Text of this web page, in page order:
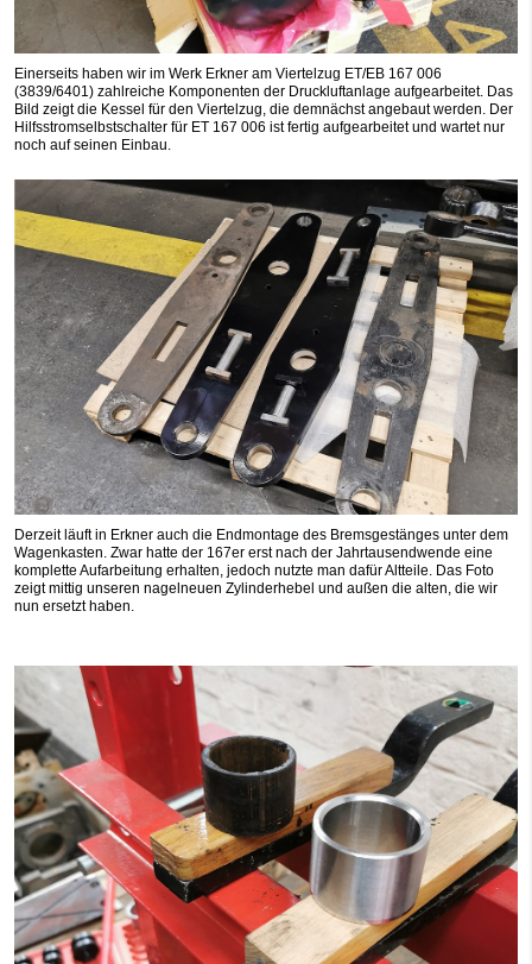
Einerseits haben wir im Werk Erkner am Viertelzug ET/EB 167 006
(3839/6401) zahlreiche Komponenten der Druckluftanlage aufgearbeitet. Das
Bild zeigt die Kessel für den Viertelzug, die demnächst angebaut werden. Der
Hilfsstromselbstschalter für ET 167 006 ist fertig aufgearbeitet und wartet nur
noch auf seinen Einbau.
Derzeit läuft in Erkner auch die Endmontage des Bremsgestänges unter dem
Wagenkasten. Zwar hatte der 167er erst nach der Jahrtausendwende eine
komplette Aufarbeitung erhalten, jedoch nutzte man dafür Altteile. Das Foto
zeigt mittig unseren nagelneuen Zylinderhebel und außen die alten, die wir
nun ersetzt haben.